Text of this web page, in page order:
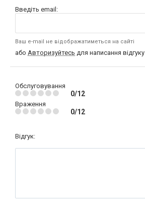
Введіть email:
Ваш e-mail не відображатиметься на сайті
або Авторизуйтесь для написання відгуку
Обслуговування
0/12
Враження
0/12
Відгук: